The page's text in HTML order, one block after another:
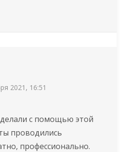
2021, 16:51
с помощью этой
проводились
профессионально.